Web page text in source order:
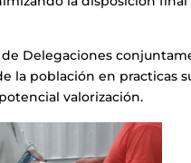
Delegaciones
la población en practicas
valorización.